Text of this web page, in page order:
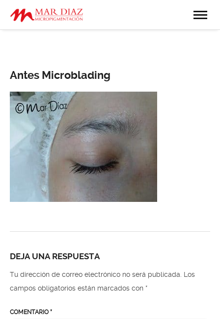
Antes Microblading
DEJA UNA RESPUESTA
Tu dirección de correo electrónico no será publicada. Los
campos obligatorios están marcados con *
COMENTARIO *